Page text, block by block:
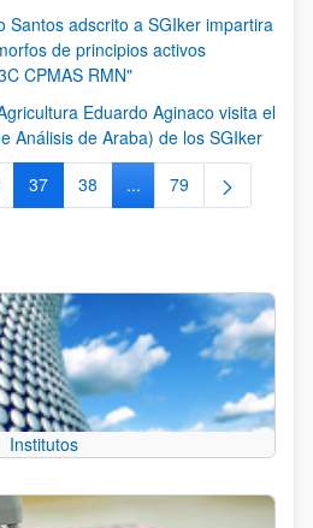
Santos adscrito a SGIker impartira
de principios activos
CPMAS RMN"
Eduardo Aginaco visita el
Análisis de Araba) de los SGIker
intermedias Use TAB para desplazarse.
Página
37 Página
38 ...Páginas intermedias
Página
79
Institutos